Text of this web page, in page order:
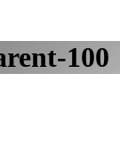
100